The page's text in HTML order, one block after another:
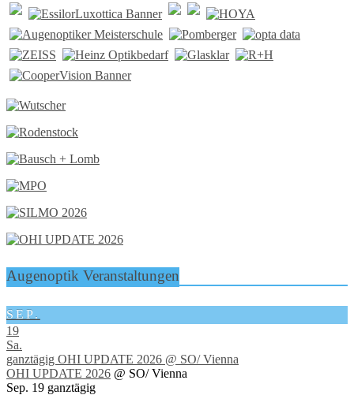
Augenoptik Veranstaltungen
SEP.
19
Sa.
ganztägig OHI UPDATE 2026 @ SO/ Vienna
OHI UPDATE 2026 @ SO/ Vienna
Sep. 19 ganztägig